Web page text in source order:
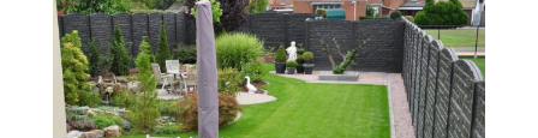
Vous avez la moindre question ou demande concernant
l’installation d’une clôture ou parois en béton déco ?
N’hésitez pas à nous contacter ! nous vous proposerons